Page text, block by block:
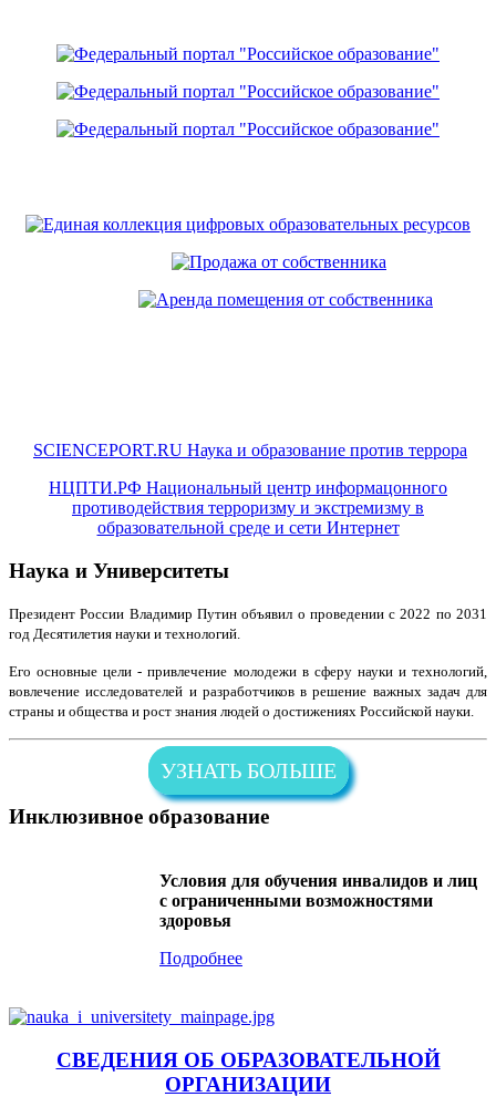
SCIENCEPORT.RU Наука и образование против террора
НЦПТИ.РФ Национальный центр информацонного
противодействия терроризму и экстремизму в
образовательной среде и сети Интернет
Наука и Университеты
Президент России Владимир Путин объявил о проведении с 2022 по 2031
год Десятилетия науки и технологий.
Его основные цели - привлечение молодежи в сферу науки и технологий,
вовлечение исследователей и разработчиков в решение важных задач для
страны и общества и рост знания людей о достижениях Российской науки.
УЗНАТЬ БОЛЬШЕ
Инклюзивное образование
Условия для обучения инвалидов и лиц
с ограниченными возможностями
здоровья
Подробнее
СВЕДЕНИЯ ОБ ОБРАЗОВАТЕЛЬНОЙ
ОРГАНИЗАЦИИ